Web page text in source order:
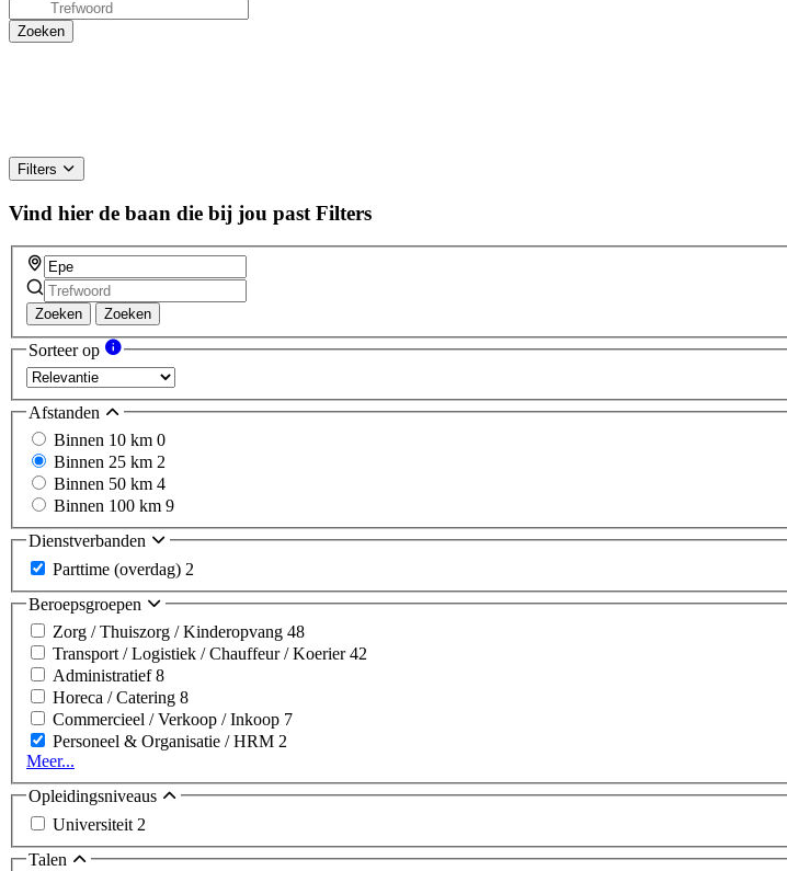
Filters
Vind hier de baan die bij jou past Filters
Zoeken Zoeken
Sorteer op
Afstanden
Binnen 10 km 0
Binnen 25 km 2
Binnen 50 km 4
Binnen 100 km 9
Dienstverbanden
Parttime (overdag) 2
Beroepsgroepen
Zorg / Thuiszorg / Kinderopvang 48
Transport / Logistiek / Chauffeur / Koerier42
Administratief8
Horeca / Catering 8
Commercieel / Verkoop / Inkoop 7
Personeel & Organisatie / HRM 2
Meer...
Opleidingsniveaus
Universiteit 2
Talen